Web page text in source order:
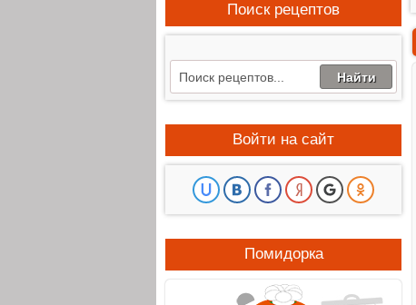
Поиск рецептов
Войти на сайт
Помидорка